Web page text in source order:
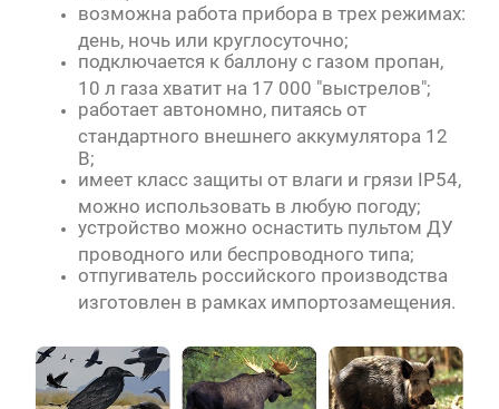
возможна работа прибора в трех режимах:
день, ночь или круглосуточно;
подключается к баллону с газом пропан,
10 л газа хватит на 17 000 "выстрелов";
работает автономно, питаясь от
стандартного внешнего аккумулятора 12
В;
имеет класс защиты от влаги и грязи IP54,
можно использовать в любую погоду;
устройство можно оснастить пультом ДУ
проводного или беспроводного типа;
отпугиватель российского производства
изготовлен в рамках импортозамещения.